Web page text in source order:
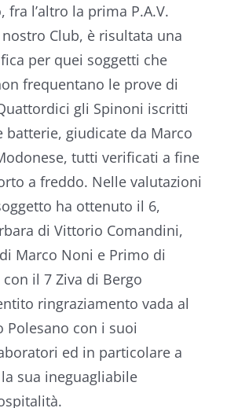
fra l’altro la prima P.A.V.
Club, è risultata una
per quei soggetti che
frequentano le prove di
gli Spinoni iscritti
batterie, giudicate da Marco
tutti verificati a fine
a freddo. Nelle valutazioni
ha ottenuto il 6,
di Vittorio Comandini,
Marco Noni e Primo di
il 7 Ziva di Bergo
ringraziamento vada al
Polesano con i suoi
ed in particolare a
sua ineguagliabile